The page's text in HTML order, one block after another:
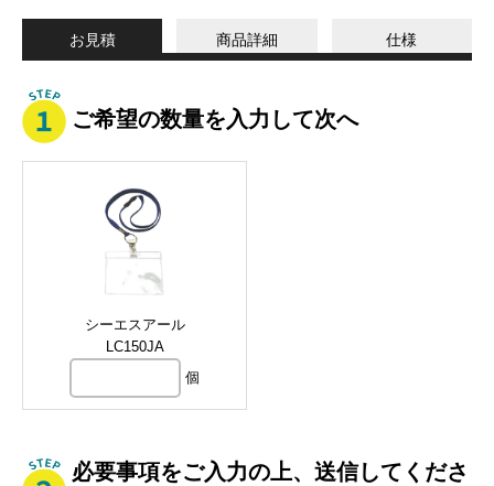
お見積 商品詳細 仕様
ご希望の数量を入力して次へ
シーエスアール
LC150JA
個
必要事項をご入力の上、送信してくださ